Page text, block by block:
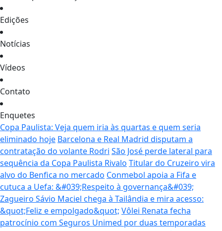
Edições
Notícias
Vídeos
Contato
Enquetes
Copa Paulista: Veja quem iria às quartas e quem seria
eliminado hoje Barcelona e Real Madrid disputam a
contratação do volante Rodri São José perde lateral para
sequência da Copa Paulista Rivalo Titular do Cruzeiro vira
alvo do Benfica no mercado Conmebol apoia a Fifa e
cutuca a Uefa: &#039;Respeito à governança&#039;
Zagueiro Sávio Maciel chega à Tailândia e mira acesso:
&quot;Feliz e empolgado&quot; Vôlei Renata fecha
patrocínio com Seguros Unimed por duas temporadas